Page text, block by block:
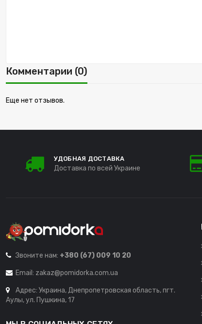
Комментарии (0)
Еще нет отзывов.
УДОБНАЯ ДОСТАВКА
Доставка по всей Украине
Звоните нам: +380 (67) 009 10 20
Email: zakaz@pomidorka.com.ua
Адрес: Украина, Днепропетровская область, пгт.
Аулы, ул. Пушкина, 17